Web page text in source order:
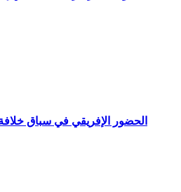
الحضور الإفريقي في سباق